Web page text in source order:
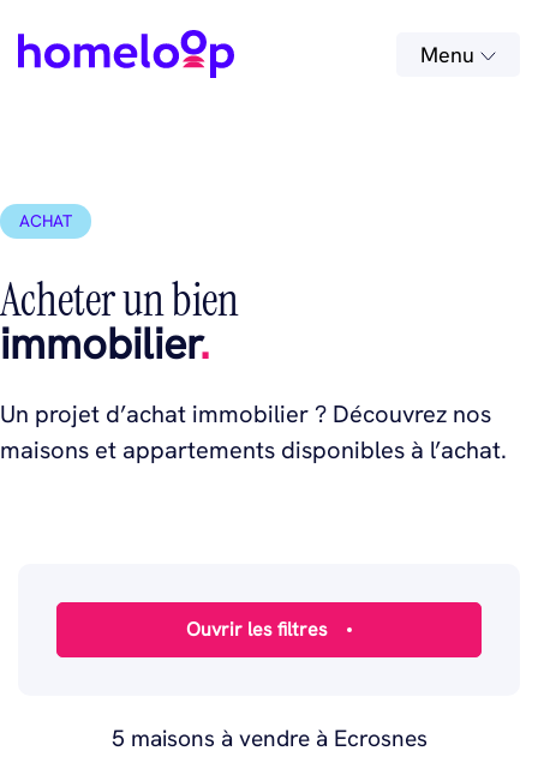
Menu
ACHAT
Acheter un bien
immobilier.
Un projet d’achat immobilier ? Découvrez nos
maisons et appartements disponibles à l’achat.
5 maisons à vendre à Ecrosnes